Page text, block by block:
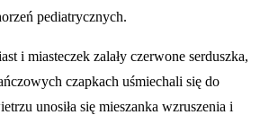
pediatrycznych.
i miasteczek zalały czerwone serduszka,
czapkach uśmiechali się do
unosiła się mieszanka wzruszenia i